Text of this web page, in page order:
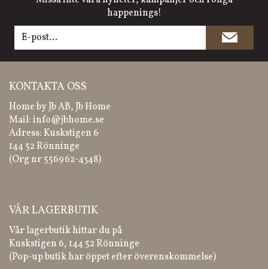
happenings!
KONTAKTA OSS
Home by Jb AB, Jb Home
Mail:info@jbhome.se
Adress: Kuskstigen 6
144 52 Rönninge
(Org nr 556962-4348)
VÅR LAGERBUTIK
Vår lagerbutik hittar du på
Kuskstigen 6, 144 52 Rönninge
(Pop-up butik har öppet efter överenskommelse)